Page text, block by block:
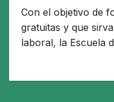
Con el objetivo de
gratuitas y que
laboral, la Escuela